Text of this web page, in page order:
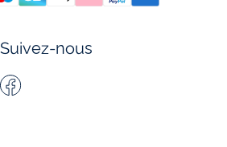
Suivez-nous
Facebook